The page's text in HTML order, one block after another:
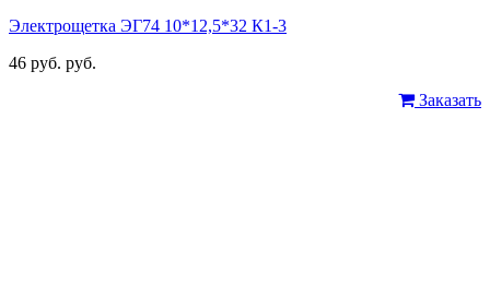
Электрощетка ЭГ74 10*12,5*32 К1-3
46 руб. руб.
Заказать